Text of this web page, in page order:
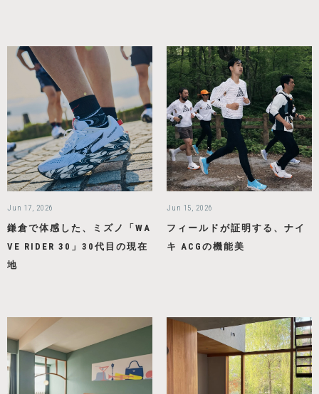
Jun 17, 2026
鎌倉で体感した、ミズノ「WA
VE RIDER 30」30代目の現在
地
Jun 15, 2026
フィールドが証明する、ナイ
キ ACGの機能美